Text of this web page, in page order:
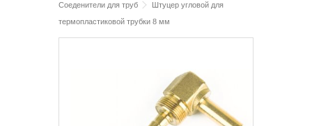
Соеденители для труб
Штуцер угловой для
термопластиковой трубки 8 мм